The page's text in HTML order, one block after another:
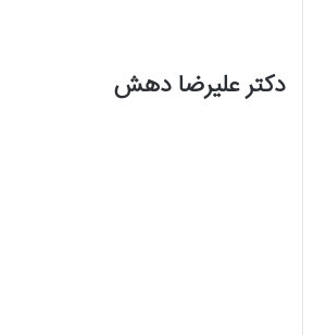
دکتر علیرضا دهش